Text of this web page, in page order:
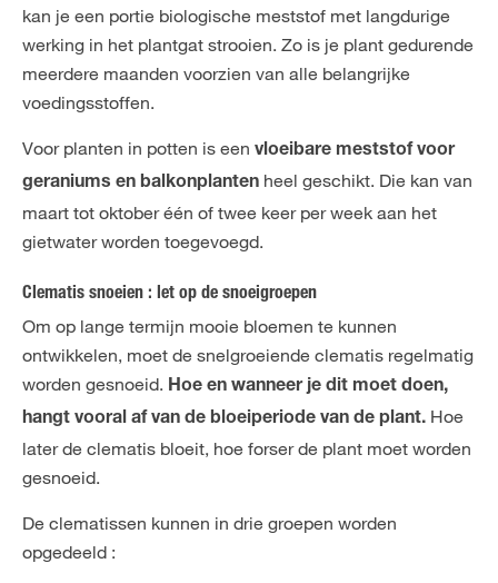
kan je een portie biologische meststof met langdurige
werking in het plantgat strooien. Zo is je plant gedurende
meerdere maanden voorzien van alle belangrijke
voedingsstoffen.
Voor planten in potten is een vloeibare meststof voor
geraniums en balkonplanten heel geschikt. Die kan van
maart tot oktober één of twee keer per week aan het
gietwater worden toegevoegd.
Clematis snoeien : let op de snoeigroepen
Om op lange termijn mooie bloemen te kunnen
ontwikkelen, moet de snelgroeiende clematis regelmatig
worden gesnoeid. Hoe en wanneer je dit moet doen,
hangt vooral af van de bloeiperiode van de plant. Hoe
later de clematis bloeit, hoe forser de plant moet worden
gesnoeid.
De clematissen kunnen in drie groepen worden
opgedeeld :